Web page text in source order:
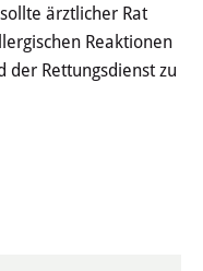
ärztlicher Rat
Reaktionen
Rettungsdienst zu